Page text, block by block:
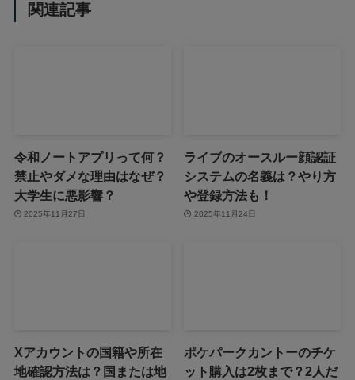
関連記事
令和ノートアプリって何？
禁止やダメな理由はなぜ？
大学生に悪影響？
2025年11月27日
ライブのオースルー顔認証
システムの名義は？やり方
や登録方法も！
2025年11月24日
Xアカウントの国籍や所在
地確認方法は？国または地
ポケパークカントーのチケ
ット購入は2枚まで？2人だ